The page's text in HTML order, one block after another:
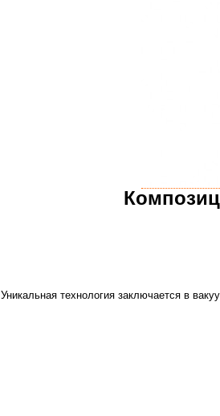
Уникальная технология заключается в